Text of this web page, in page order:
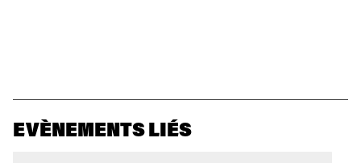
EVÈNEMENTS LIÉS